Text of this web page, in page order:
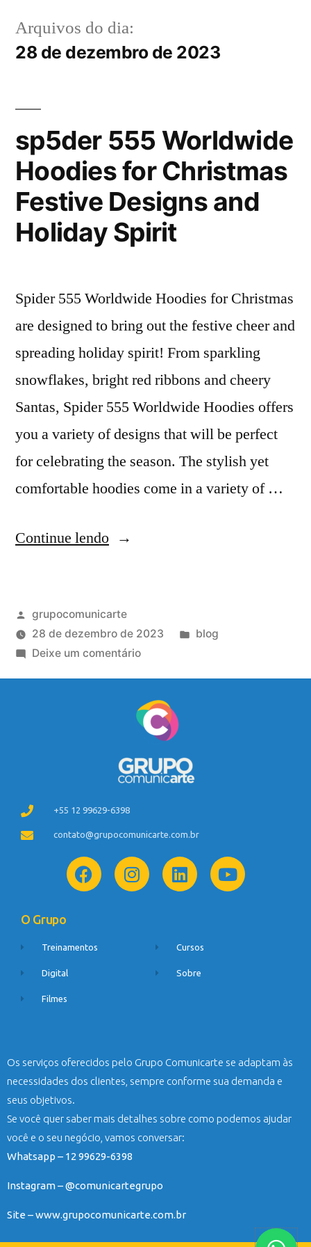
Arquivos do dia:
28 de dezembro de 2023
sp5der 555 Worldwide
Hoodies for Christmas
Festive Designs and
Holiday Spirit
Spider 555 Worldwide Hoodies for Christmas
are designed to bring out the festive cheer and
spreading holiday spirit! From sparkling
snowflakes, bright red ribbons and cheery
Santas, Spider 555 Worldwide Hoodies offers
you a variety of designs that will be perfect
for celebrating the season. The stylish yet
comfortable hoodies come in a variety of …
Continue lendo
grupocomunicarte
28 de dezembro de 2023
blog
Deixe um comentário
+55 12 99629-6398
contato@grupocomunicarte.com.br
O Grupo
Treinamentos
Digital
Filmes
Cursos
Sobre
Os serviços oferecidos pelo Grupo Comunicarte se adaptam às
necessidades dos clientes, sempre conforme sua demanda e
seus objetivos.
Se você quer saber mais detalhes sobre como podemos ajudar
você e o seu negócio, vamos conversar:
Whatsapp – 12 99629-6398
Instagram – @comunicartegrupo
Site – www.grupocomunicarte.com.br